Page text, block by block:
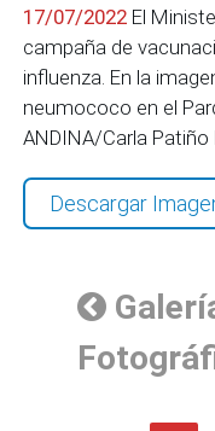
17/07/2022 El
campaña de
influenza. En la
neumococo en el
ANDINA/Carla Patiño
Descargar